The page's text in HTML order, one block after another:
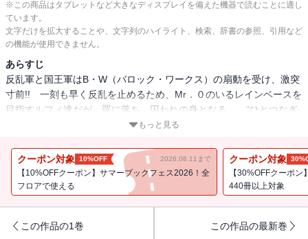
※この商品はタブレットなど大きなディスプレイを備えた機器で読むことに適し
ています。
文字だけを拡大することや、文字列のハイライト、検索、辞書の参照、引用など
の機能が使用できません。
あらすじ
反乱軍と国王軍はB・W（バロック・ワークス）の扇動を受け、激突
寸前!! 一刻も早く反乱を止めるため、Mr．０のいるレインベースを
目指すルフィ達だが、罠に落ち、囚われの身となる…。“ひとつなぎ
の大秘宝（ワンピース）”を巡る海洋冒険ロマン!!
もっと見る
クーポン対象 10%OFF 2026.08.11まで
【10%OFFクーポン】サマーブックフェス2026！全
フロアで使える
クーポン対象
【30%OFFクーポ
440冊以上対象
この作品の1巻 この作品の最新巻